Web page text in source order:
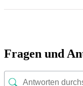
Fragen und